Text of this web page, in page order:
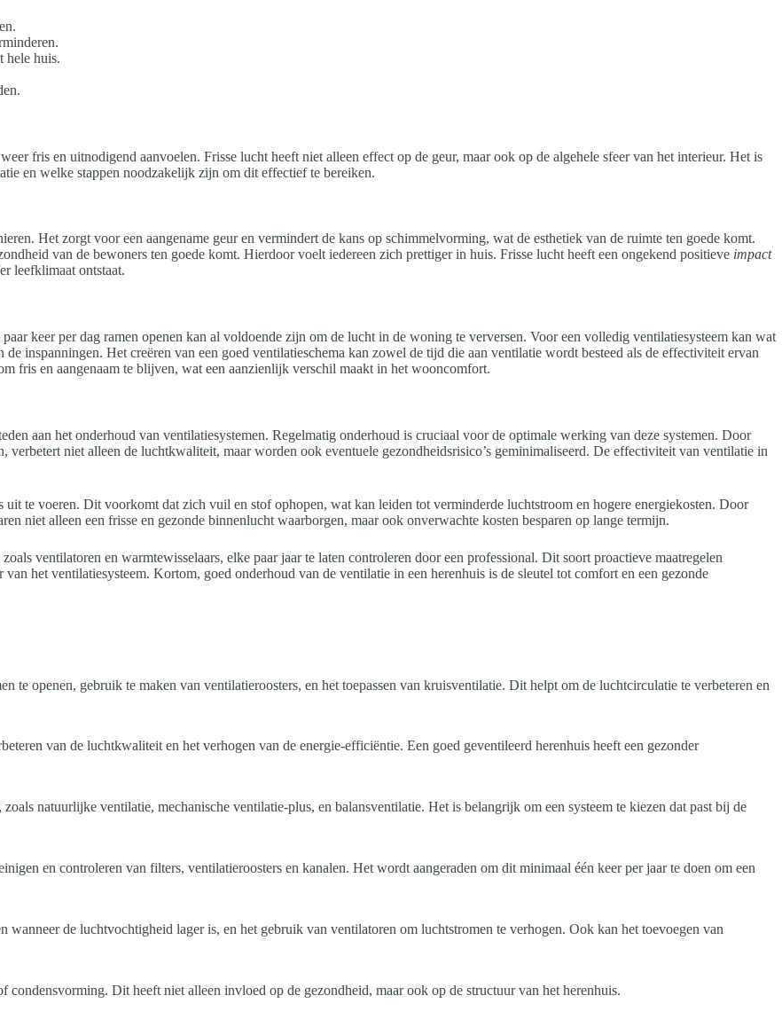
hele huis.
fris en uitnodigend aanvoelen. Frisse lucht heeft niet alleen effect op de geur, maar ook op de algehele sfeer van het interieur. Het is
en welke stappen noodzakelijk zijn om dit effectief te bereiken.
Het zorgt voor een aangename geur en vermindert de kans op schimmelvorming, wat de esthetiek van de ruimte ten goede komt.
van de bewoners ten goede komt. Hierdoor voelt iedereen zich prettiger in huis. Frisse lucht heeft een ongekend positieve impact
leefklimaat ontstaat.
keer per dag ramen openen kan al voldoende zijn om de lucht in de woning te verversen. Voor een volledig ventilatiesysteem kan wat
inspanningen. Het creëren van een goed ventilatieschema kan zowel de tijd die aan ventilatie wordt besteed als de effectiviteit ervan
fris en aangenaam te blijven, wat een aanzienlijk verschil maakt in het wooncomfort.
aan het onderhoud van ventilatiesystemen. Regelmatig onderhoud is cruciaal voor de optimale werking van deze systemen. Door
niet alleen de luchtkwaliteit, maar worden ook eventuele gezondheidsrisico’s geminimaliseerd. De effectiviteit van ventilatie in
te voeren. Dit voorkomt dat zich vuil en stof ophopen, wat kan leiden tot verminderde luchtstroom en hogere energiekosten. Door
niet alleen een frisse en gezonde binnenlucht waarborgen, maar ook onverwachte kosten besparen op lange termijn.
ventilatoren en warmtewisselaars, elke paar jaar te laten controleren door een professional. Dit soort proactieve maatregelen
het ventilatiesysteem. Kortom, goed onderhoud van de ventilatie in een herenhuis is de sleutel tot comfort en een gezonde
te openen, gebruik te maken van ventilatieroosters, en het toepassen van kruisventilatie. Dit helpt om de luchtcirculatie te verbeteren en
van de luchtkwaliteit en het verhogen van de energie-efficiëntie. Een goed geventileerd herenhuis heeft een gezonder
natuurlijke ventilatie, mechanische ventilatie-plus, en balansventilatie. Het is belangrijk om een systeem te kiezen dat past bij de
en controleren van filters, ventilatieroosters en kanalen. Het wordt aangeraden om dit minimaal één keer per jaar te doen om een
de luchtvochtigheid lager is, en het gebruik van ventilatoren om luchtstromen te verhogen. Ook kan het toevoegen van
Dit heeft niet alleen invloed op de gezondheid, maar ook op de structuur van het herenhuis.